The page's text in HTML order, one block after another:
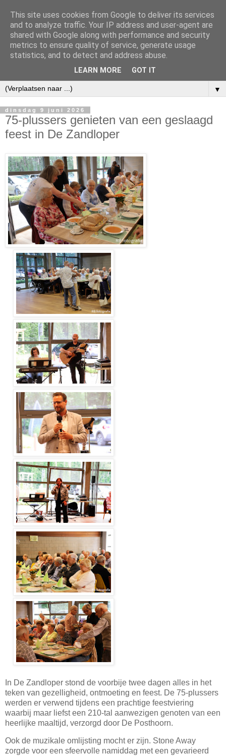
▼
dinsdag 9 juni 2026
75-plussers genieten van een geslaagd
feest in De Zandloper
In De Zandloper stond de voorbije twee dagen alles in het
teken van gezelligheid, ontmoeting en feest. De 75-plussers
werden er verwend tijdens een prachtige feestviering
waarbij maar liefst een 210-tal aanwezigen genoten van een
heerlijke maaltijd, verzorgd door De Posthoorn.
Ook de muzikale omlijsting mocht er zijn. Stone Away
zorgde voor een sfeervolle namiddag met een gevarieerd
This site uses cookies from Google to deliver its services
and to analyze traffic. Your IP address and user-agent are
shared with Google along with performance and security
metrics to ensure quality of service, generate usage
statistics, and to detect and address abuse.
LEARN MORE GOT IT